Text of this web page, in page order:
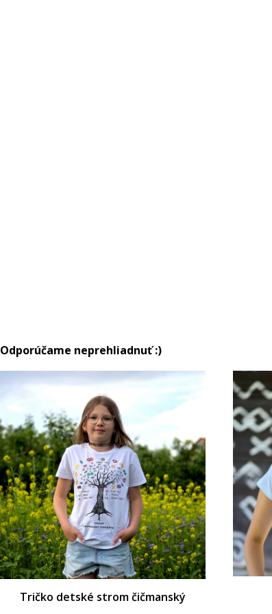
Odporúčame neprehliadnuť :)
Tričko detské strom čičmanský